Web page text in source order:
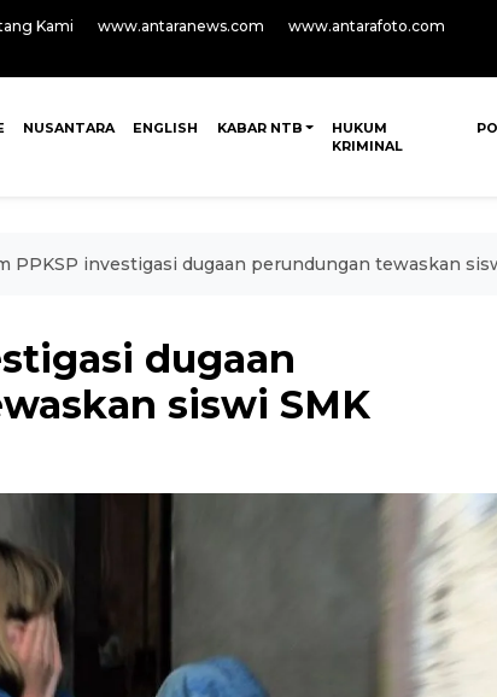
Kami www.antaranews.com
www.antarafoto.com
NUSANTARA ENGLISH KABAR NTB
HUKUM
KRIMINAL
PPKSP investigasi dugaan perundungan tewaskan
dugaan
siswi SMK